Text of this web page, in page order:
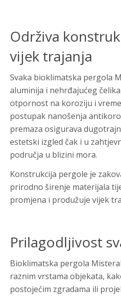
Održiva
vijek trajanja
Svaka bioklimatska pergola
aluminija i nehrđajućeg
otpornost na koroziju i
postupak nanošenja
premaza osigurava
estetski izgled čak i u
područja u blizini mora.
Konstrukcija pergole je
prirodno širenje materijala
promjena i produžuje vijek
Prilagodljivost
Bioklimatska pergola
raznim vrstama objekata,
postojećim zgradama ili